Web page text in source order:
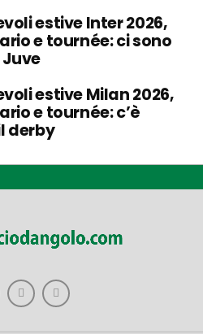
estive Inter 2026,
e tournée: ci sono
Juve
estive Milan 2026,
e tournée: c’è
derby